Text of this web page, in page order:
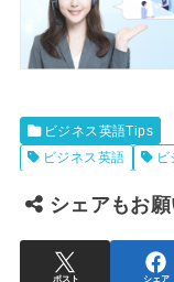
ビジネス英語Tips
ビジネス英語
シェアもお願
ポスト シェア